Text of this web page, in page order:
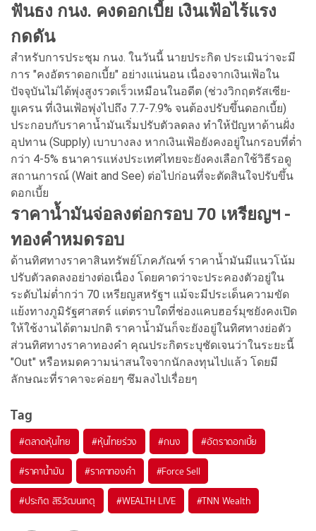
ฟันธง กนง. คงดอกเบี้ย เงินเฟ้อไร้แรง
กดดัน
สำหรับการประชุม กนง. ในวันนี้ นายประกิต ประเมินว่าจะมี
การ "คงอัตราดอกเบี้ย" อย่างแน่นอน เนื่องจากเงินเฟ้อใน
ปัจจุบันไม่ได้พุ่งสูงรวดเร็วเหมือนในอดีต (ช่วงวิกฤตรัสเซีย-
ยูเครน ที่เงินเฟ้อพุ่งไปถึง 7.7-7.9% จนต้องปรับขึ้นดอกเบี้ย)
ประกอบกับราคาน้ำมันเริ่มปรับตัวลดลง ทำให้ปัญหาด้านฝั่ง
อุปทาน (Supply) เบาบางลง หากเงินเฟ้อยังคงอยู่ในกรอบที่ต่ำ
กว่า 4-5% ธนาคารแห่งประเทศไทยจะยังคงเลือกใช้วิธีรอดู
สถานการณ์ (Wait and See) ต่อไปก่อนที่จะตัดสินใจปรับขึ้น
ดอกเบี้ย
ราคาน้ำมันจ่อลงต่อกรอบ 70 เหรียญฯ -
ทองคำหมดรอบ
ด้านทิศทางราคาสินทรัพย์โภคภัณฑ์ ราคาน้ำมันมีแนวโน้ม
ปรับตัวลดลงอย่างต่อเนื่อง โดยคาดว่าจะประคองตัวอยู่ใน
ระดับไม่ต่ำกว่า 70 เหรียญสหรัฐฯ แม้จะมีประเด็นความขัด
แย้งทางภูมิรัฐศาสตร์ แต่ตราบใดที่ช่องแคบฮอร์มุซยังคงเปิด
ให้ใช้งานได้ตามปกติ ราคาน้ำมันก็จะยังอยู่ในทิศทางย่อตัว
ส่วนทิศทางราคาทองคำ คุณประกิตระบุชัดเจนว่าในระยะนี้
"Out" หรือหมดความน่าสนใจจากนักลงทุนไปแล้ว โดยมี
ลักษณะที่ราคาจะค่อยๆ ซึมลงไปเรื่อยๆ
Tag
#ตลาดหุ้นไทย #หุ้นไทยร่วง #กนง #อัตราดอกเบี้ย
#ราคาน้ำมัน #ราคาทองคำ #Force Sell
#ประกิต สิริวัฒนเกตุ #WEALTH LIVE #TNN Wealth